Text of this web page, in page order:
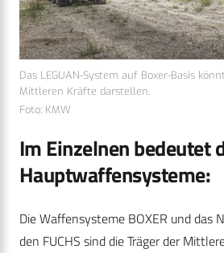
Das LEGUAN-System auf Boxer-Basis
Mittleren Kräfte darstellen.
Foto: KMW
Im Einzelnen bedeutet
Hauptwaffensysteme:
Die Waffensysteme BOXER und das
den FUCHS sind die Träger der